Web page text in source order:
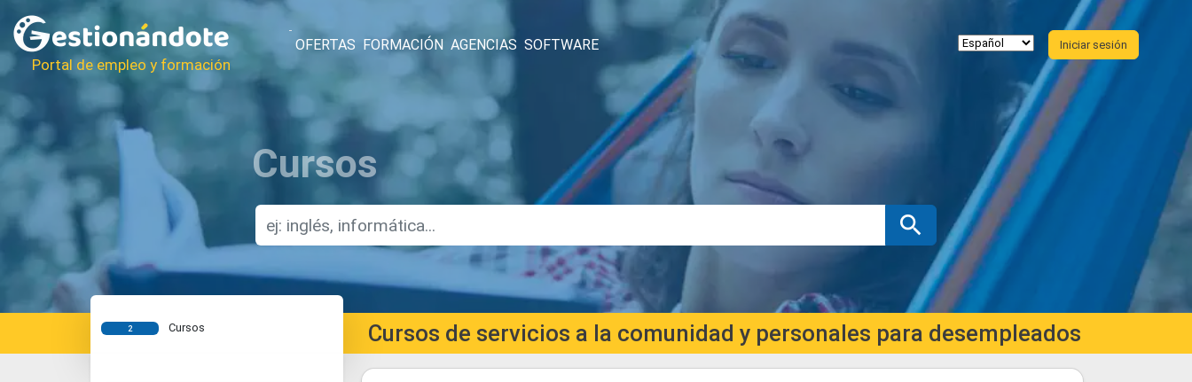
Portal de empleo y formación
OFERTAS FORMACIÓN AGENCIAS SOFTWARE Iniciar sesión
Cursos
2 Cursos Cursos de servicios a la comunidad y personales para desempleados